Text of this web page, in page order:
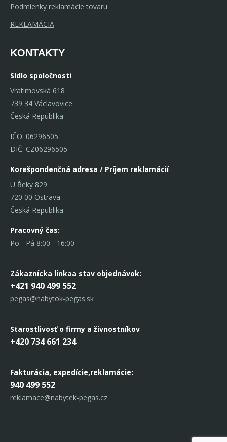
Podmienky reklamácie tovaru
REKLAMÁCIA
KONTAKTY
Sídlo spoločnosti
Vratimovská 618
739 34 Václavovice
Česká Republika
IČO: 06296505
DIČ: CZ06296505
Korešpondenčná adresa / Príjem reklamácií
U Řeky 829
720 00 Ostrava
Česká Republika
Pracovný čas:
Po - Pá 8:00 - 16:00
Zákaznícka linkaa stav objednávok:
+421 940 499 552
pegas@nabytok-pegas.sk
Starostlivosť o firmy a živnostníkov
+420 734 661 234
Fakturácia, expedície,reklamácie:
940 499 552
reklamace@nabytek-pegas.cz